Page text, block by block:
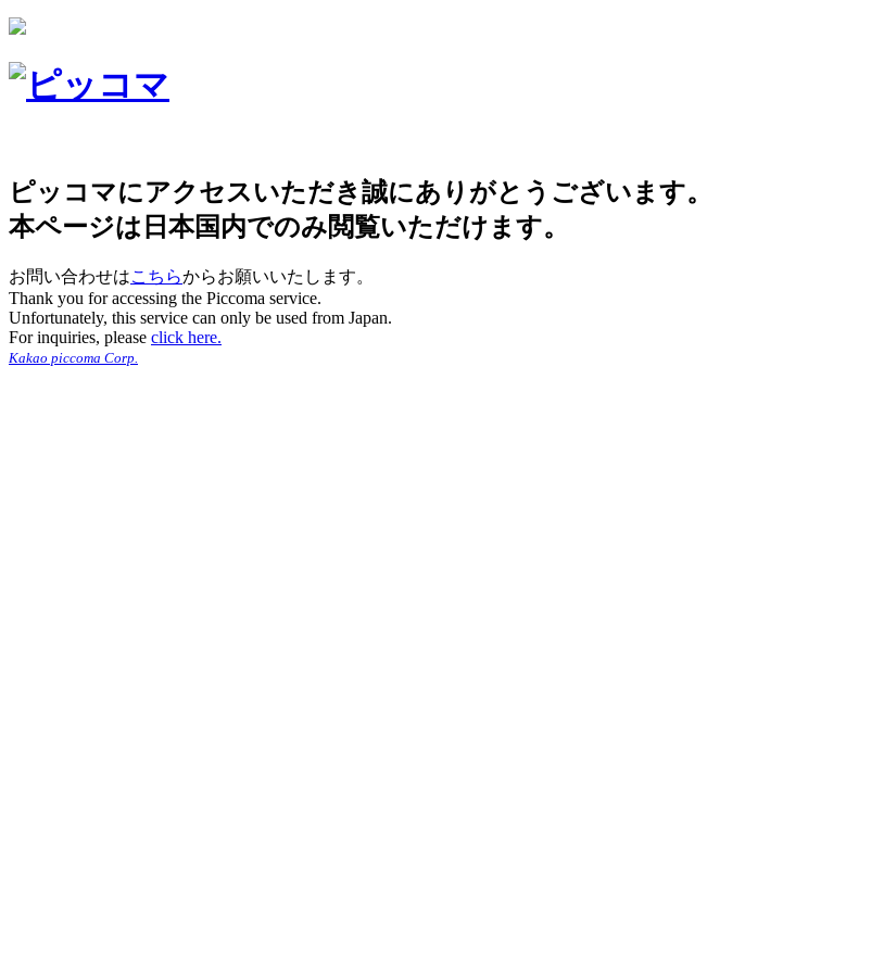
ピッコマにアクセスいただき誠にありがとうございます。
本ページは日本国内でのみ閲覧いただけます。
お問い合わせはこちらからお願いいたします。
Thank you for accessing the Piccoma service.
Unfortunately, this service can only be used from Japan.
For inquiries, please click here.
Kakao piccoma Corp.